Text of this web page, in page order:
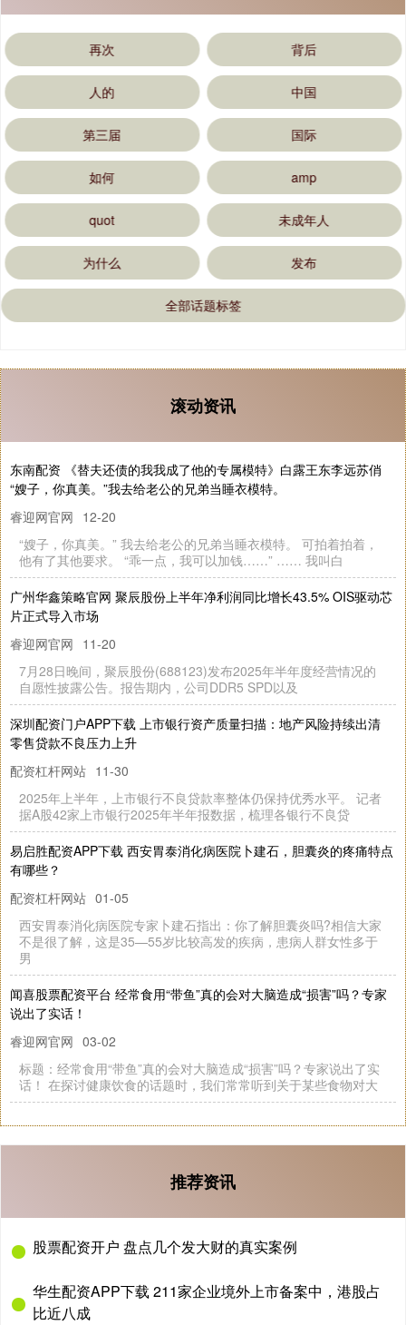
再次 背后
人的 中国
第三届 国际
如何 amp
quot 未成年人
为什么 发布
全部话题标签
滚动资讯
东南配资 《替夫还债的我我成了他的专属模特》白露王东李远苏俏
“嫂子，你真美。”我去给老公的兄弟当睡衣模特。
睿迎网官网 12-20
“嫂子，你真美。” 我去给老公的兄弟当睡衣模特。 可拍着拍着，
他有了其他要求。 “乖一点，我可以加钱……” …… 我叫白
广州华鑫策略官网 聚辰股份上半年净利润同比增长43.5% OIS驱动芯
片正式导入市场
睿迎网官网 11-20
7月28日晚间，聚辰股份(688123)发布2025年半年度经营情况的
自愿性披露公告。报告期内，公司DDR5 SPD以及
深圳配资门户APP下载 上市银行资产质量扫描：地产风险持续出清
零售贷款不良压力上升
配资杠杆网站 11-30
2025年上半年，上市银行不良贷款率整体仍保持优秀水平。 记者
据A股42家上市银行2025年半年报数据，梳理各银行不良贷
易启胜配资APP下载 西安胃泰消化病医院卜建石，胆囊炎的疼痛特点
有哪些？
配资杠杆网站 01-05
西安胃泰消化病医院专家卜建石指出：你了解胆囊炎吗?相信大家
不是很了解，这是35—55岁比较高发的疾病，患病人群女性多于
男
闻喜股票配资平台 经常食用“带鱼”真的会对大脑造成“损害”吗？专家
说出了实话！
睿迎网官网 03-02
标题：经常食用“带鱼”真的会对大脑造成“损害”吗？专家说出了实
话！ 在探讨健康饮食的话题时，我们常常听到关于某些食物对大
推荐资讯
股票配资开户 盘点几个发大财的真实案例
华生配资APP下载 211家企业境外上市备案中，港股占
比近八成